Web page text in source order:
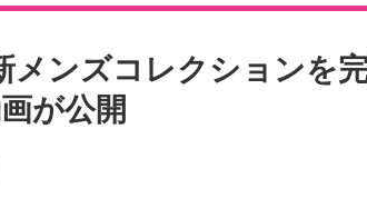
メンズコレクションを
が公開